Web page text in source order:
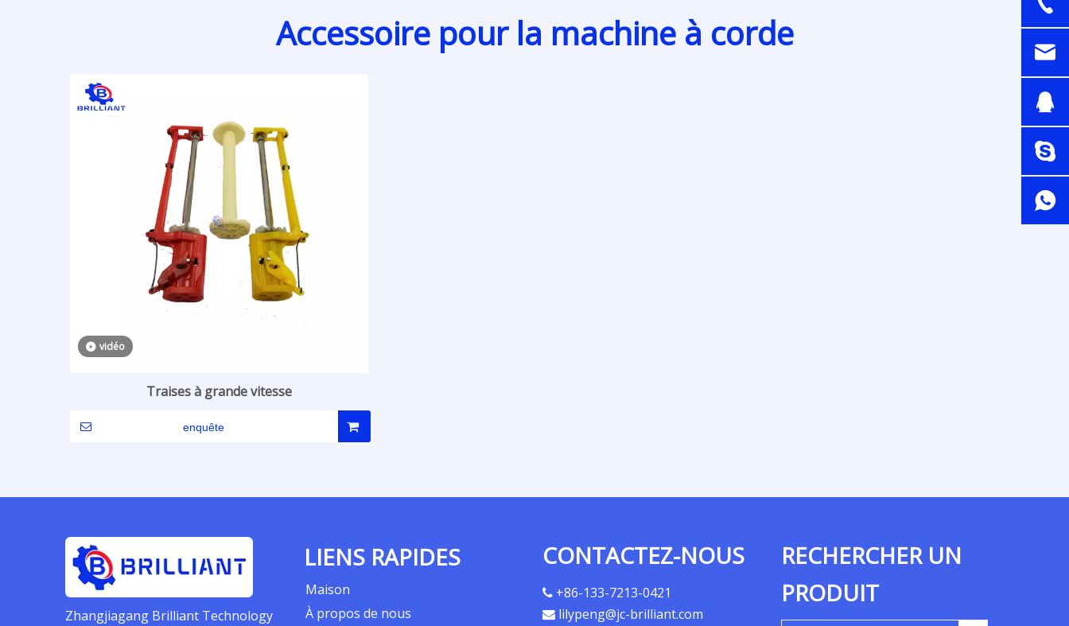
Accessoire pour la machine à corde
vidéo
Traises à grande vitesse
enquête
Zhangjiagang Brilliant Technology
LIENS RAPIDES
Maison
À propos de nous
CONTACTEZ-NOUS
 +86-133-7213-0421
 lilypeng@jc-brilliant.com
RECHERCHER UN
PRODUIT